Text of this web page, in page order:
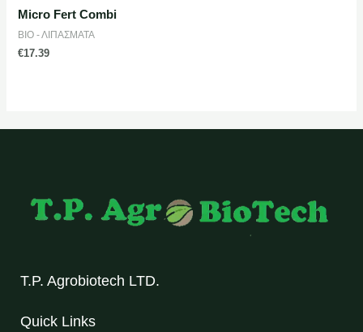
Micro Fert Combi
ΒΙΟ - ΛΙΠΑΣΜΑΤΑ
€17.39
T.P. Agrobiotech LTD.
Quick Links